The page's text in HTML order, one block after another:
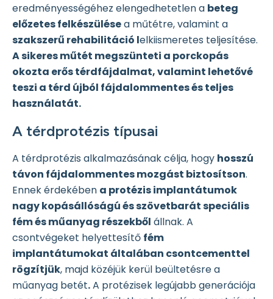
eredményességéhez elengedhetetlen a beteg
előzetes felkészülésea műtétre, valamint a
szakszerű rehabilitáció lelkiismeretes teljesítése.
A sikeres műtét megszünteti a porckopás
okozta erős térdfájdalmat, valamint lehetővé
teszi a térd újból fájdalommentes és teljes
használatát.
A térdprotézis típusai
A térdprotézis alkalmazásának célja, hogy hosszú
távon fájdalommentes mozgást biztosítson.
Ennek érdekében a protézis implantátumok
nagy kopásállóságú és szövetbarát speciális
fém és műanyag részekből állnak. A
csontvégeket helyettesítő fém
implantátumokat általában csontcementtel
rögzítjük, majd közéjük kerül beültetésre a
műanyag betét.A protézisek legújabb generációja